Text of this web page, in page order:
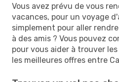
Vous avez prévu de vous
vacances, pour un voyage
simplement pour aller
à des amis ? Vous pouvez
pour vous aider à trouver
les meilleures offres entre